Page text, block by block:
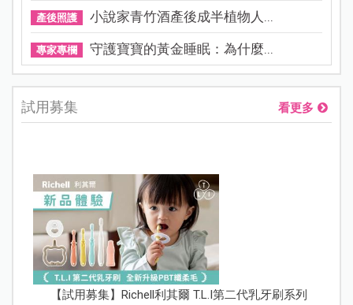
產後照護 小說家青竹酒產後成半植物人...
專家專欄 守護寶寶的黃金睡眠：為什麼...
試用募集 看更多
【試用募集】Richell利其爾 T.L.I第二代乳牙刷系列